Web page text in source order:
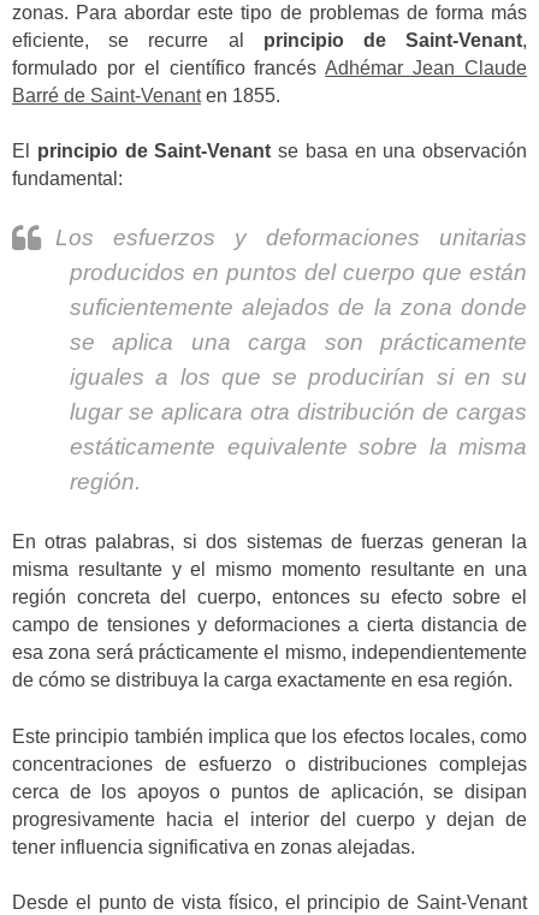
zonas. Para abordar este tipo de problemas de forma más
eficiente, se recurre al principio de Saint-Venant,
formulado por el científico francésAdhémar Jean Claude
Barré de Saint-Venanten 1855.
El principio de Saint-Venant se basa en una observación
fundamental:
Los esfuerzos y deformaciones unitarias
producidos en puntos del cuerpo que están
suficientemente alejados de la zona donde
se aplica una carga son prácticamente
iguales a los que se producirían si en su
lugar se aplicara otra distribución de cargas
estáticamente equivalente sobre la misma
región.
En otras palabras, si dos sistemas de fuerzas generan la
misma resultante y el mismo momento resultante en una
región concreta del cuerpo, entonces su efecto sobre el
campo de tensiones y deformaciones a cierta distancia de
esa zona será prácticamente el mismo, independientemente
de cómo se distribuya la carga exactamente en esa región.
Este principio también implica que los efectos locales, como
concentraciones de esfuerzo o distribuciones complejas
cerca de los apoyos o puntos de aplicación, se disipan
progresivamente hacia el interior del cuerpo y dejan de
tener influencia significativa en zonas alejadas.
Desde el punto de vista físico, el principio de Saint-Venant